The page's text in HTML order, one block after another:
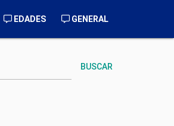
EDADES GENERAL